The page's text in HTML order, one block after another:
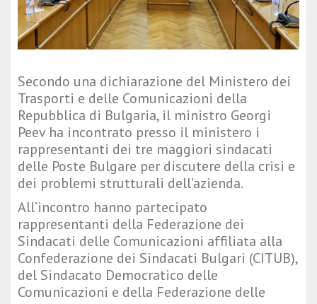
Secondo una dichiarazione del Ministero dei
Trasporti e delle Comunicazioni della
Repubblica di Bulgaria, il ministro Georgi
Peev ha incontrato presso il ministero i
rappresentanti dei tre maggiori sindacati
delle Poste Bulgare per discutere della crisi e
dei problemi strutturali dell’azienda.
All’incontro hanno partecipato
rappresentanti della Federazione dei
Sindacati delle Comunicazioni affiliata alla
Confederazione dei Sindacati Bulgari (CITUB),
del Sindacato Democratico delle
Comunicazioni e della Federazione delle